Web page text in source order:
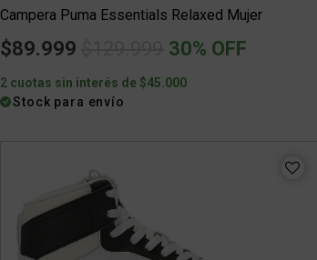
Campera Puma Essentials Relaxed Mujer
$89.999 Price reduced from
to
30% OFF
2 cuotas sin interés de $45.000
Stock para envío